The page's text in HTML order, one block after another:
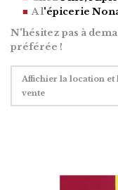
A l'épicerie
N'hésitez pas à
préférée !
Affichier la location
vente